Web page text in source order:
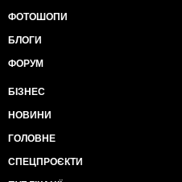
ФОТОШОПИ
БЛОГИ
ФОРУМ
БІЗНЕС
НОВИНИ
ГОЛОВНЕ
СПЕЦПРОЄКТИ